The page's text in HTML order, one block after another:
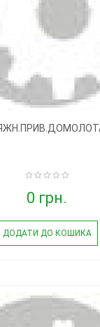
0 грн.
ДОДАТИ ДО КОШИКА